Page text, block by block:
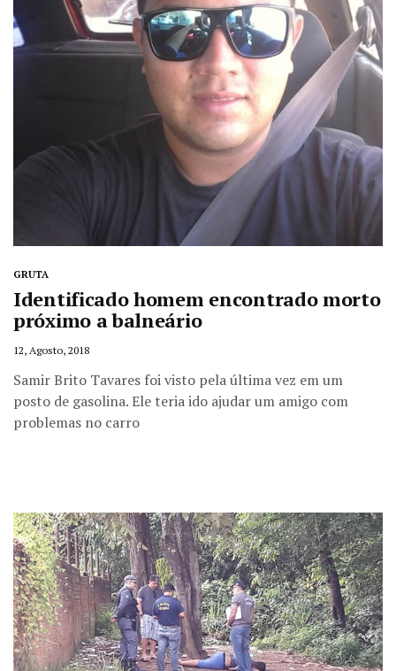
GRUTA
Identificado homem encontrado morto
próximo a balneário
12, Agosto, 2018
Samir Brito Tavares foi visto pela última vez em um
posto de gasolina. Ele teria ido ajudar um amigo com
problemas no carro